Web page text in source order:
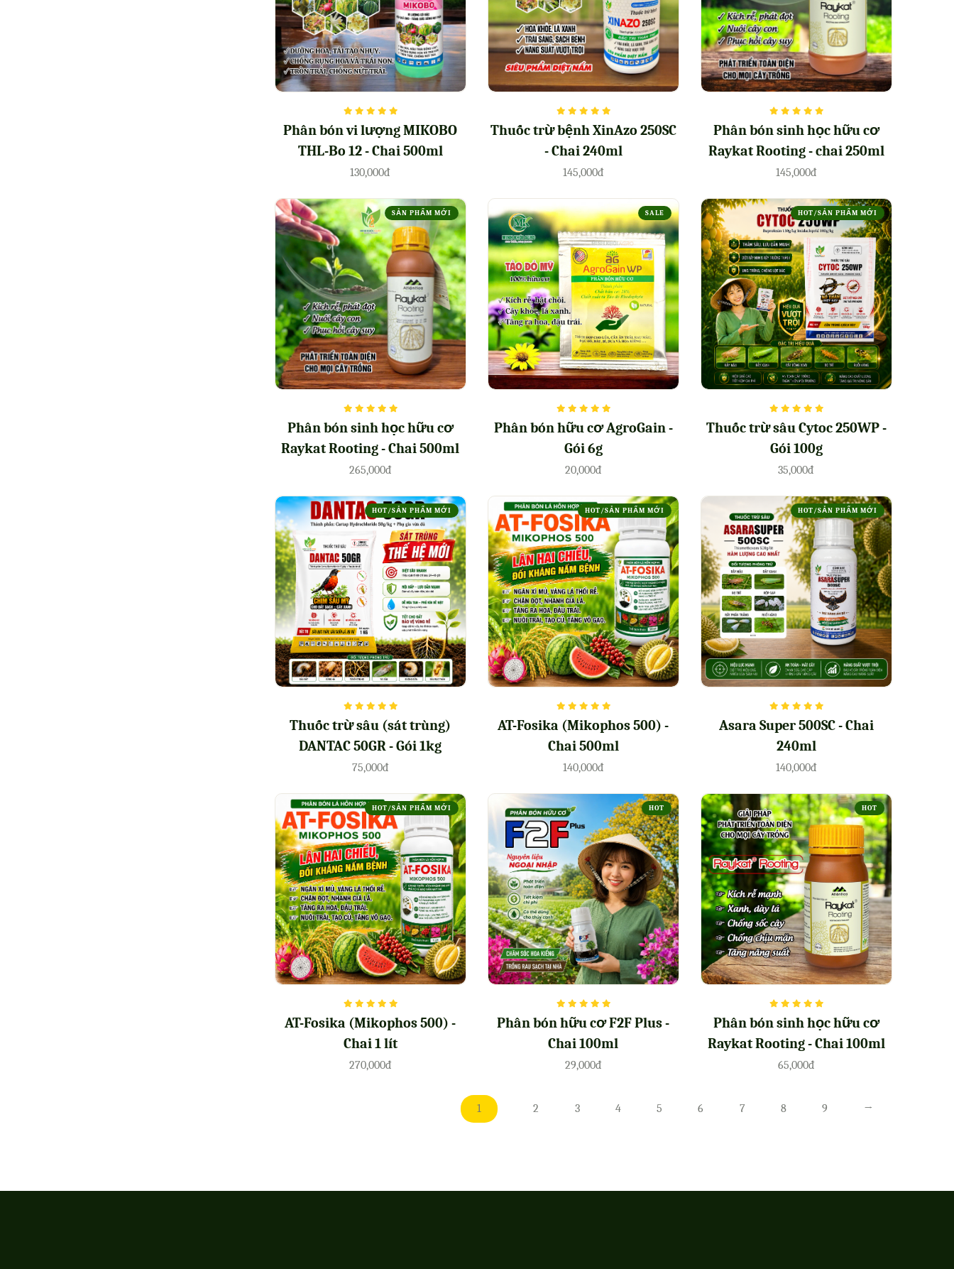
Phân bón vi lượng MIKOBO
THL-Bo 12 - Chai 500ml
130,000đ
Thuốc trừ bệnh XinAzo 250SC
- Chai 240ml
145,000đ
Phân bón sinh học hữu cơ
Raykat Rooting - chai 250ml
145,000đ
SẢN PHẨM MỚI
Phân bón sinh học hữu cơ
Raykat Rooting - Chai 500ml
265,000đ
SALE
Phân bón hữu cơ AgroGain -
Gói 6g
20,000đ
HOT/SẢN PHẨM MỚI
Thuốc trừ sâu Cytoc 250WP -
Gói 100g
35,000đ
HOT/SẢN PHẨM MỚI
Thuốc trừ sâu (sát trùng)
DANTAC 50GR - Gói 1kg
75,000đ
HOT/SẢN PHẨM MỚI
AT-Fosika (Mikophos 500) -
Chai 500ml
140,000đ
HOT/SẢN PHẨM MỚI
Asara Super 500SC - Chai
240ml
140,000đ
HOT/SẢN PHẨM MỚI
AT-Fosika (Mikophos 500) -
Chai 1 lít
270,000đ
HOT
Phân bón hữu cơ F2F Plus -
Chai 100ml
29,000đ
HOT
Phân bón sinh học hữu cơ
Raykat Rooting - Chai 100ml
65,000đ
1 2 3 4 5 6 7 8 9 →